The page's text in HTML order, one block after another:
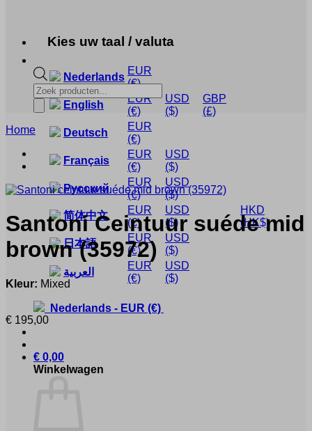
Kies uw taal / valuta
Nederlands
EUR
(€)
English
EUR
(€)
USD
($)
GBP
(£)
Deutsch
EUR
(€)
Français
EUR
(€)
USD
($)
Русский
EUR
(€)
USD
($)
简体中文
EUR
(€)
USD
($)
HKD
(HK$)
日本語
EUR
(€)
USD
($)
العربية
EUR
(€)
USD
($)
Nederlands - EUR (€)
€ 0,00
Winkelwagen
Producten
zoeken
Home
SantoniCeintuur suéde mid
brown(35972)
Kleur: Mixed
€ 195,00